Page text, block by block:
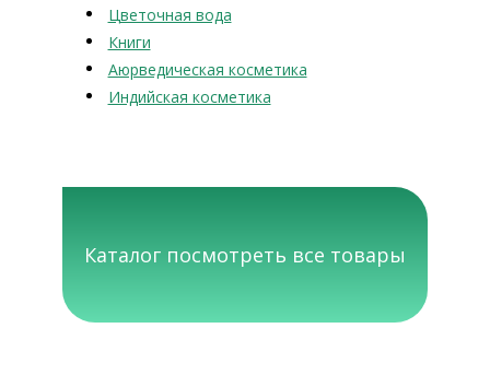
Цветочная вода
Книги
Аюрведическая косметика
Индийская косметика
Каталог посмотреть все товары